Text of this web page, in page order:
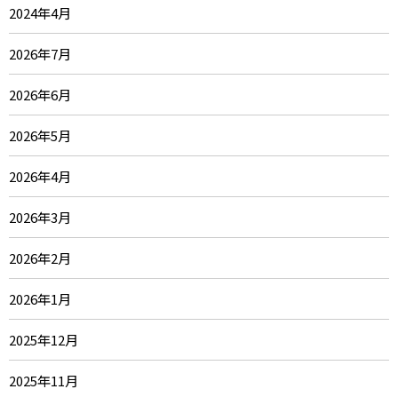
2024年4月
2026年7月
2026年6月
2026年5月
2026年4月
2026年3月
2026年2月
2026年1月
2025年12月
2025年11月